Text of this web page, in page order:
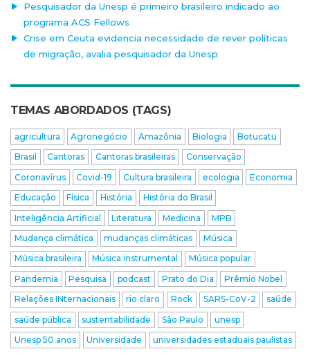
Pesquisador da Unesp é primeiro brasileiro indicado ao
programa ACS Fellows
Crise em Ceuta evidencia necessidade de rever políticas
de migração, avalia pesquisador da Unesp
TEMAS ABORDADOS (TAGS)
agricultura Agronegócio Amazônia Biologia
Botucatu
Brasil
Cantoras Cantoras brasileiras
Conservação
Coronavírus
Covid-19 Cultura brasileira ecologia
Economia
Educação
Física História
História do Brasil
Inteligência Artificial
Literatura Medicina
MPB
Mudança climática
mudanças climáticas
Música
Música brasileira
Música instrumental
Música popular
Pandemia
Pesquisa podcast Prato do Dia
Prêmio Nobel
Relações INternacionais
rio claro Rock SARS-CoV-2
saúde
saúde pública
sustentabilidade São Paulo
unesp
Unesp 50 anos
Universidade universidades estaduais paulistas